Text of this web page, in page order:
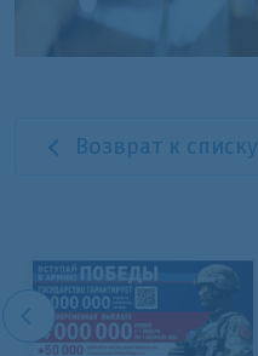
Возврат к списку